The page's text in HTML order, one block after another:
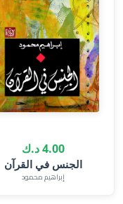
4.00 د.ك
الجنس في القرآن
إبراهيم محمود